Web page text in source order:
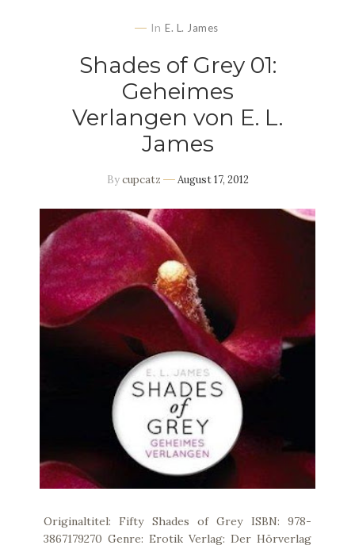
In E. L. James
Shades of Grey 01:
Geheimes
Verlangen von E. L.
James
Bycupcatz August 17, 2012
Originaltitel: Fifty Shades of Grey ISBN: 978-
3867179270 Genre: Erotik Verlag: Der Hörverlag